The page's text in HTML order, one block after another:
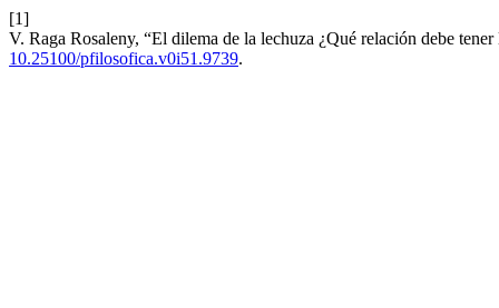
[1]
V. Raga Rosaleny, “El dilema de la lechuza ¿Qué relación debe
10.25100/pfilosofica.v0i51.9739.